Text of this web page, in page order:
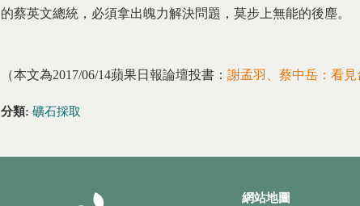
的蔡英文總統，必須拿出魄力解決問題，莫步上無能的後塵。
（本文為2017/06/14蘋果日報論壇投書： 謝孟羽、蔡中岳：看
分類: 礦石採取
網站地圖